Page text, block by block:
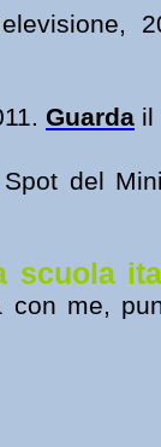
Guarda il
Spot del
scuola
me,